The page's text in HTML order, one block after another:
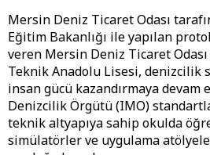
Mersin Deniz Ticaret Odası
Eğitim Bakanlığı ile yapılan
veren Mersin Deniz Ticaret
Teknik Anadolu Lisesi,
insan gücü kazandırmaya devam
Denizcilik Örgütü (IMO)
teknik altyapıya sahip okulda
simülatörler ve uygulama